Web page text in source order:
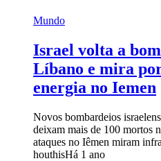
Mundo
Israel volta a
Líbano e mira
energia no Iemen
Novos bombardeios
deixam mais de 100 mortos
ataques no Iêmen miram
houthisHá 1 ano